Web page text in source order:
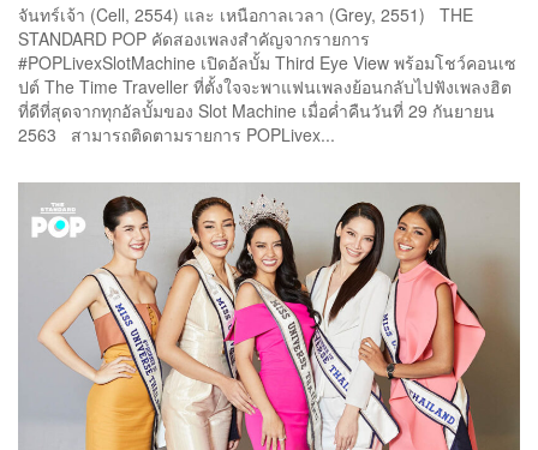
จันทร์เจ้า (Cell, 2554) และ เหนือกาลเวลา (Grey, 2551) THE
STANDARD POP คัดสองเพลงสำคัญจากรายการ
#POPLivexSlotMachine เปิดอัลบั้ม Third Eye View พร้อมโชว์คอนเซ
ปต์ The Time Traveller ที่ตั้งใจจะพาแฟนเพลงย้อนกลับไปฟังเพลงฮิต
ที่ดีที่สุดจากทุกอัลบั้มของ Slot Machine เมื่อค่ำคืนวันที่ 29 กันยายน
2563 สามารถติดตามรายการ POPLivex...